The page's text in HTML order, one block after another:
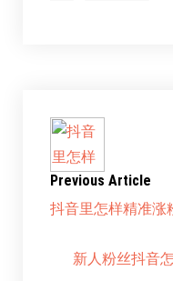
Previous Article
抖音里怎样精准涨
新人粉丝抖音